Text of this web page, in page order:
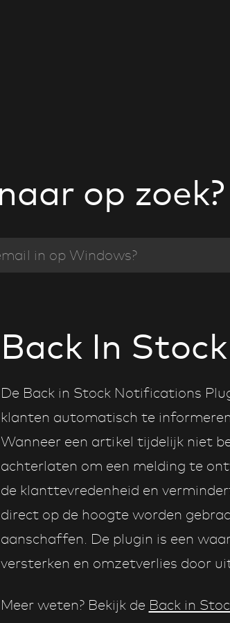
op zoek?
Back In
De Back in Stock Notifications
klanten automatisch te
Wanneer een artikel tijdelijk niet
achterlaten om een melding te
de klanttevredenheid en
direct op de hoogte worden
aanschaffen. De plugin is een
versterken en omzetverlies door
Meer weten? Bekijk de Back in